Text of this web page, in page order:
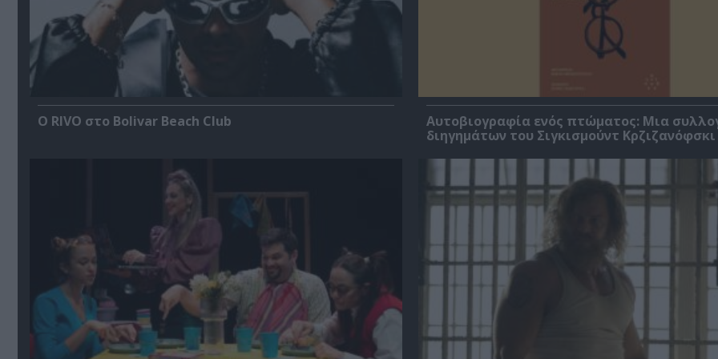
Ο RIVO στο Bolivar Beach Club
Αυτοβιογραφία ενός πτώματος: Μια
διηγημάτων του Σιγκισμούντ Κρζιζανόφσκι